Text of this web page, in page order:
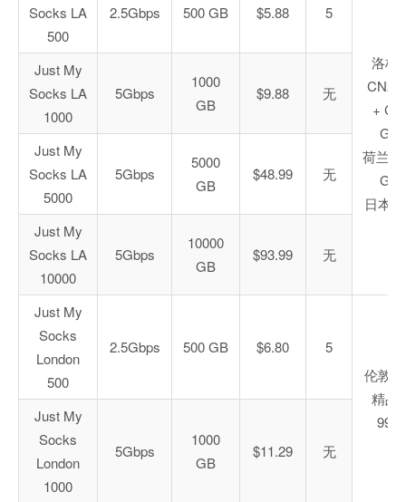
Socks LA
500
2.5Gbps 500 GB $5.88 5
洛杉
CN2
+
GIA
荷兰
GIA
日本
Just My
Socks LA
1000
5Gbps
1000
GB
$9.88 无
Just My
Socks LA
5000
5Gbps
5000
GB
$48.99 无
Just My
Socks LA
10000
5Gbps
10000
GB
$93.99 无
Just My
Socks
London
500
2.5Gbps 500 GB $6.80
5
伦敦
精品
9929
Just My
Socks
London
1000
5Gbps
1000
GB
$11.29 无